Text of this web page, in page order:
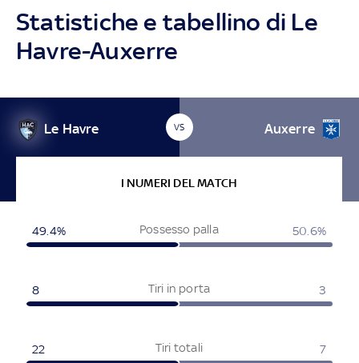
Statistiche e tabellino di Le
Havre-Auxerre
Le Havre VS Auxerre
I NUMERI DEL MATCH
Possesso palla
49.4% 50.6%
Tiri in porta
8 3
Tiri totali
22 7